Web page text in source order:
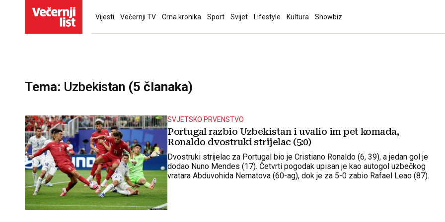
Vijesti Večernji TV Crna kronika Sport Svijet Lifestyle Kultura Showbiz
Tema: Uzbekistan (5 članaka)
SVJETSKO PRVENSTVO
Portugal razbio Uzbekistan i uvalio im pet komada,
Ronaldo dvostruki strijelac (5:0)
Dvostruki strijelac za Portugal bio je Cristiano Ronaldo (6, 39), a jedan gol je
dodao Nuno Mendes (17). Četvrti pogodak upisan je kao autogol uzbečkog
vratara Abduvohida Nematova (60-ag), dok je za 5-0 zabio Rafael Leao (87).